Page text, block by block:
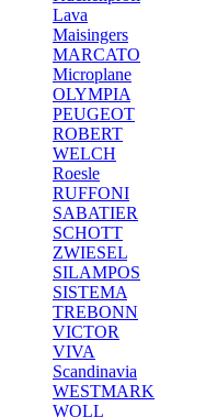
Lava
Maisingers
MARCATO
Microplane
OLYMPIA
PEUGEOT
ROBERT
WELCH
Roesle
RUFFONI
SABATIER
SCHOTT
ZWIESEL
SILAMPOS
SISTEMA
TREBONN
VICTOR
VIVA
Scandinavia
WESTMARK
WOLL